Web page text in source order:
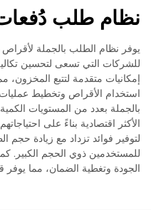
نظام طلب
يوفر نظام الطلب بالجملة لأقراص
للشركات التي تسعى لتحسين
إمكانيات متقدمة لتتبع
استخدام الأقراص وتخطيط
بالجملة بعدد من المستويات
الأكثر اقتصادية بناءً على
لتوفير فوائد تزداد مع زيادة حجم
للمستخدمين ذوي الحجم الكبير.
الجودة وتغطية الضمان، مما يوفر